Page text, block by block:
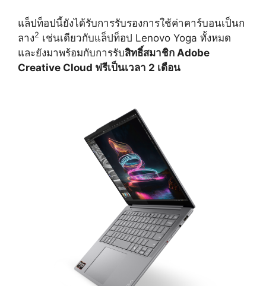
แล็ปท็อปนี้ยังได้รับการรับรองการใช้ค่าคาร์บอนเป็นก
ลาง2 เช่นเดียวกับแล็ปท็อป Lenovo Yoga ทั้งหมด
และยังมาพร้อมกับการรับสิทธิ์สมาชิก Adobe
Creative Cloud ฟรีเป็นเวลา 2 เดือน